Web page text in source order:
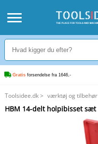
Gratis forsendelse fra 1646,-
Toolsidee.dk> værktøj og tilbehør
HBM 14-delt holpibisset sæt
HBM 14-delt holpibisset sæt